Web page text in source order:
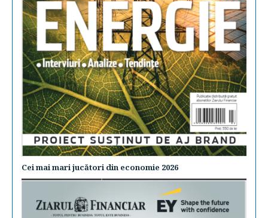
Cei mai mari jucători din economie 2026